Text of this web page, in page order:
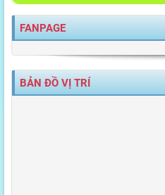
FANPAGE
BẢN ĐỒ VỊ TRÍ